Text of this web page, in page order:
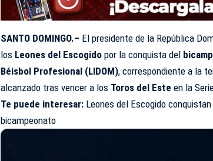
SANTO DOMINGO.– El presidente de la República
los Leones del Escogido por la conquista del
Béisbol Profesional (LIDOM), correspondiente a la
alcanzado tras vencer a los Toros del Este en la
Te puede interesar: Leones del Escogido
bicampeonato